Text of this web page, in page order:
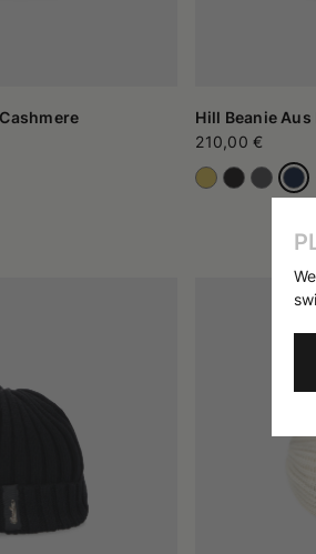
Hill Beanie
210,00 €